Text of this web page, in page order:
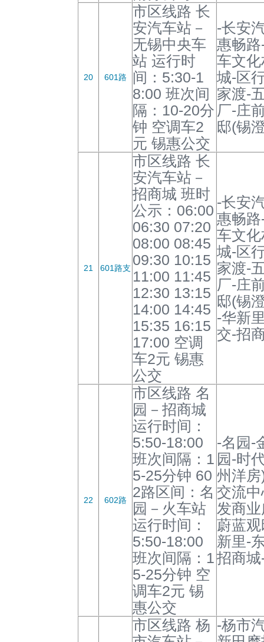
20 601路
市区线路 长
安汽车站－
无锡中央车
站 运行时
间：5:30-1
8:00 班次间
隔：10-20分
钟 空调车2
元 锡惠公交
-长安
惠畅
车文
城-区
家渡-
厂-庄
邸(锡
21 601路支
市区线路 长
安汽车站－
招商城 班时
公示：06:00
06:30 07:20
08:00 08:45
09:30 10:15
11:00 11:45
12:30 13:15
14:00 14:45
15:35 16:15
17:00 空调
车2元 锡惠
公交
-长安
惠畅
车文
城-区
家渡-
厂-庄
邸(锡
-华新
交-招
22 602路
市区线路 名
园－招商城
运行时间：
5:50-18:00
班次间隔：1
5-25分钟 60
2路区间：名
园－火车站
运行时间：
5:50-18:00
班次间隔：1
5-25分钟 空
调车2元 锡
惠公交
-名园-
园-时
州洋
交流
发商
蔚蓝
新里-
招商城
市区线路 杨 -杨市